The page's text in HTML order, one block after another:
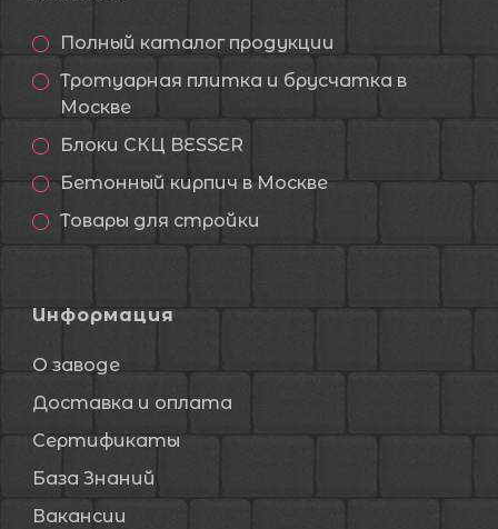
Полный каталог продукции
Тротуарная плитка и брусчатка в
Москве
Блоки СКЦ BESSER
Бетонный кирпич в Москве
Товары для стройки
Информация
О заводе
Доставка и оплата
Сертификаты
База Знаний
Вакансии